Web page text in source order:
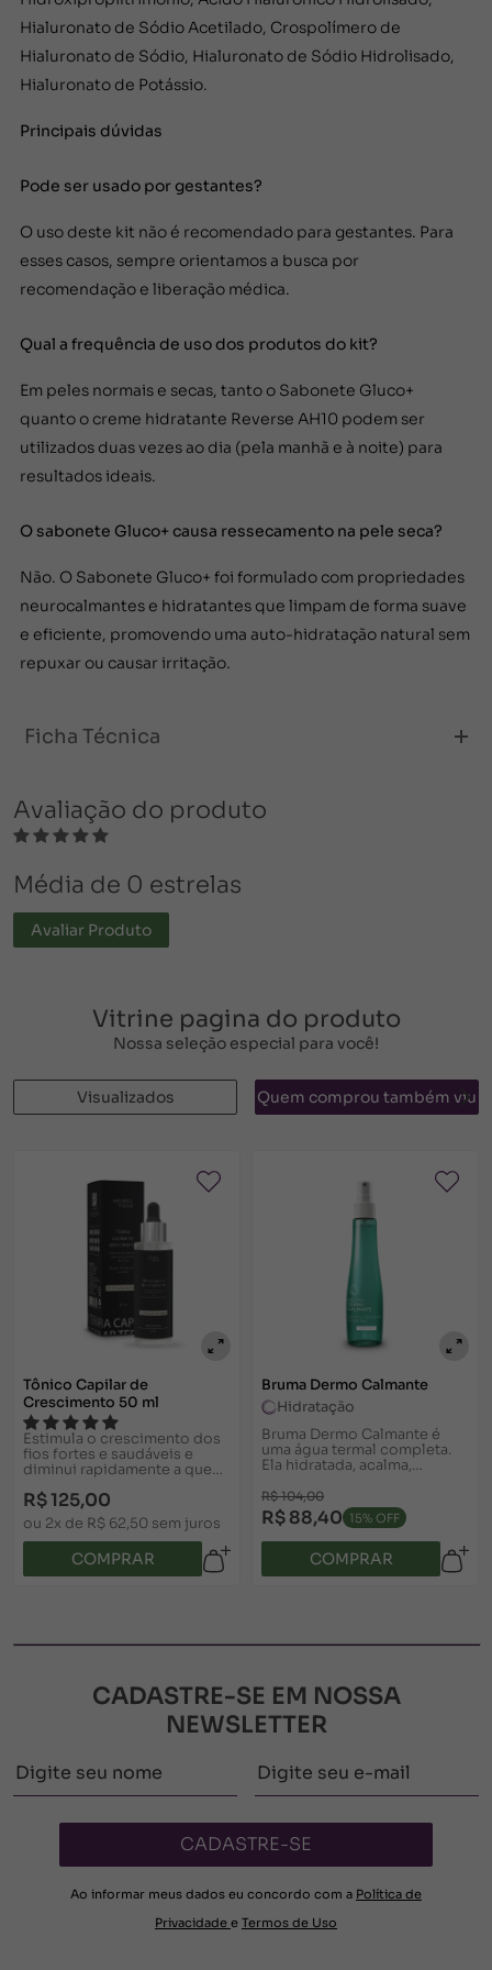
Hialuronato de Sódio Acetilado, Crospolímero de
Hialuronato de Sódio, Hialuronato de Sódio Hidrolisado,
Hialuronato de Potássio.
Principais dúvidas
Pode ser usado por gestantes?
O uso deste kit não é recomendado para gestantes. Para
esses casos, sempre orientamos a busca por
recomendação e liberação médica.
Qual a frequência de uso dos produtos do kit?
Em peles normais e secas, tanto o Sabonete Gluco+
quanto o creme hidratante Reverse AH10 podem ser
utilizados duas vezes ao dia (pela manhã e à noite) para
resultados ideais.
O sabonete Gluco+ causa ressecamento na pele seca?
Não. O Sabonete Gluco+ foi formulado com propriedades
neurocalmantes e hidratantes que limpam de forma suave
e eficiente, promovendo uma auto-hidratação natural sem
repuxar ou causar irritação.
Ficha Técnica
Avaliação do produto
Média de 0 estrelas
Avaliar Produto
Vitrine pagina do produto
Nossa seleção especial para você!
Visualizados Quem comprou também viu
Tônico Capilar de
Crescimento 50 ml
Estimula o crescimento dos
fios fortes e saudáveis e
diminui rapidamente a queda
R$ 125,00
ou 2x de R$ 62,50 sem juros
COMPRAR
Bruma Dermo Calmante
Hidratação
Bruma Dermo Calmante é
uma água termal completa.
Ela hidratada, acalma,
a pele. Pode ser usada várias
vezes ao dia. Conheça.
R$ 104,00
R$ 88,40 15% OFF
COMPRAR
CADASTRE-SE EM NOSSA
NEWSLETTER
CADASTRE-SE
Ao informar meus dados eu concordo com a Política de
Privacidade e Termos de Uso